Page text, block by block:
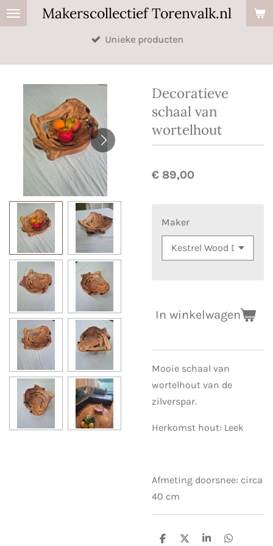
Ga
de
Makerscollectief Torenvalk.nl
Unieke producten
Decoratieve
schaal van
wortelhout
€ 89,00
Maker
In winkelwagen
Mooie schaal van
wortelhout van de
zilverspar.
Herkomst hout: Leek
Afmeting doorsnee: circa
40 cm
D D S D